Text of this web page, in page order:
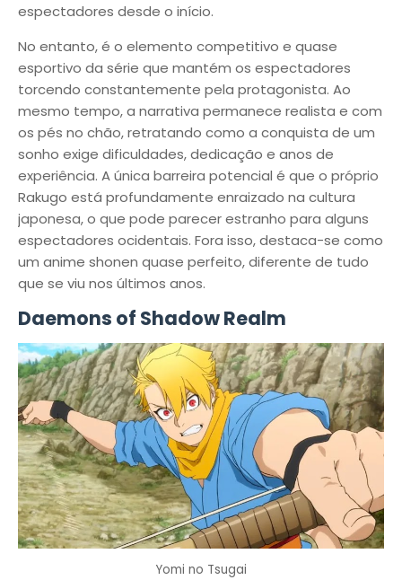
espectadores desde o início.
No entanto, é o elemento competitivo e quase
esportivo da série que mantém os espectadores
torcendo constantemente pela protagonista. Ao
mesmo tempo, a narrativa permanece realista e com
os pés no chão, retratando como a conquista de um
sonho exige dificuldades, dedicação e anos de
experiência. A única barreira potencial é que o próprio
Rakugo está profundamente enraizado na cultura
japonesa, o que pode parecer estranho para alguns
espectadores ocidentais. Fora isso, destaca-se como
um anime shonen quase perfeito, diferente de tudo
que se viu nos últimos anos.
Daemons of Shadow Realm
Yomi no Tsugai